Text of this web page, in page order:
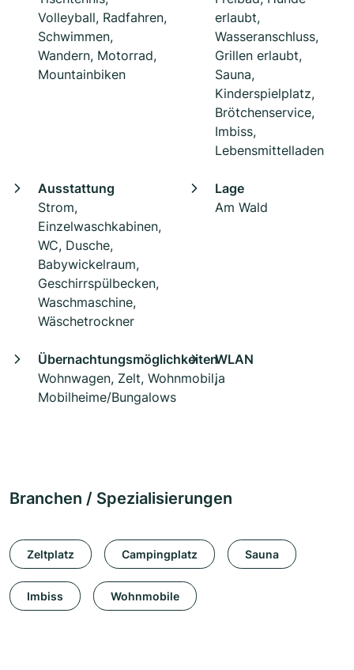
Volleyball, Radfahren,
Schwimmen,
Wandern, Motorrad,
Mountainbiken
erlaubt,
Wasseranschluss,
Grillen erlaubt,
Sauna,
Kinderspielplatz,
Brötchenservice,
Imbiss,
Lebensmittelladen
Ausstattung
Strom,
Einzelwaschkabinen,
WC, Dusche,
Babywickelraum,
Geschirrspülbecken,
Waschmaschine,
Wäschetrockner
Lage
Am Wald
Übernachtungsmöglichkeiten
Wohnwagen, Zelt, Wohnmobil,
Mobilheime/Bungalows
WLAN
ja
Branchen / Spezialisierungen
Zeltplatz Campingplatz Sauna
Imbiss Wohnmobile